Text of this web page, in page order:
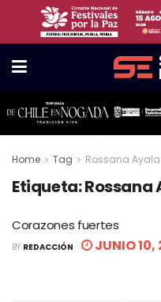
Home Tag Rossana Ayala
Etiqueta:Rossana
Corazones fuertes
BY REDACCIÓN JUNIO 10,